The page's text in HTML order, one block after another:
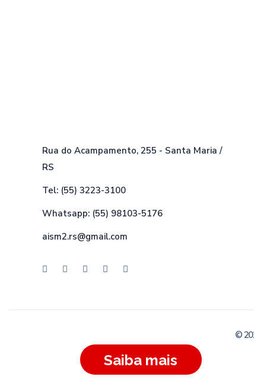
Rua do Acampamento, 255 - Santa Maria /
RS
Tel: (55) 3223-3100
Whatsapp: (55) 98103-5176
aism2.rs@gmail.com
©
Saiba mais